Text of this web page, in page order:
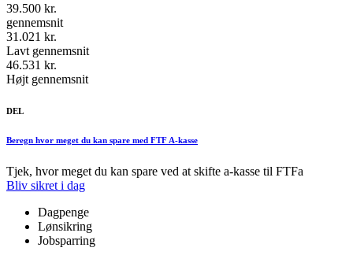
39.500 kr.
gennemsnit
31.021 kr.
Lavt gennemsnit
46.531 kr.
Højt gennemsnit
DEL
Beregn hvor meget du kan spare med FTF A-kasse
Tjek, hvor meget du kan spare ved at skifte a-kasse til FTFa
Bliv sikret i dag
Dagpenge
Lønsikring
Jobsparring